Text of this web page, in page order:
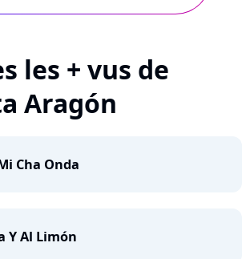
les + vus de
Aragón
Cha Onda
Y Al Limón